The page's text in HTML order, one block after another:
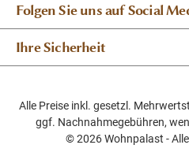
Folgen Sie uns auf Social
Ihre Sicherheit
Alle Preise inkl. gesetzl.
ggf. Nachnahmegebühren,
© 2026 Wohnpalast -